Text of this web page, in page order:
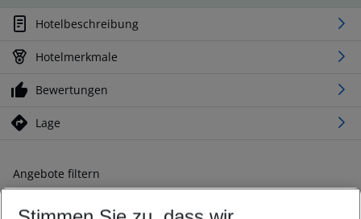
Hotelbeschreibung
Hotelmerkmale
Bewertungen
Lage
Angebote filtern
Ändern Sie Ihre Kriterien nach Ihren Wünschen
Abflughafen wählen